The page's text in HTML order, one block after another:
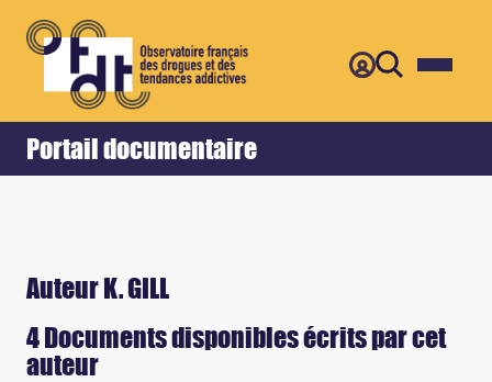
Portail documentaire
Accueil Retour
Auteur K. GILL
4 Documents disponibles écrits par cet
auteur